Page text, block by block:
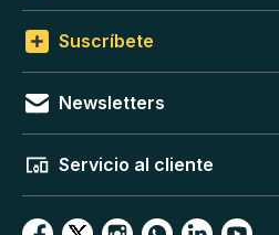
Suscríbete
Newsletters
Servicio al cliente